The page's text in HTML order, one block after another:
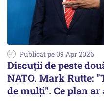
Publicat pe 09 Apr 2026
Discuții de peste
NATO. Mark Rutte:
de mulți". Ce plan ar